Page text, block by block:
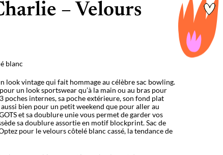
– Velours
blanc
look vintage qui fait hommage au célèbre sac bowling.
un look sportswear qu’à la main ou au bras pour
poches internes, sa poche extérieure, son fond plat
bien pour un petit weekend que pour aller au
et sa doublure unie vous permet de garder vos
sa doublure assortie en motif blockprint. Sac de
pour le velours côtelé blanc cassé, la tendance de